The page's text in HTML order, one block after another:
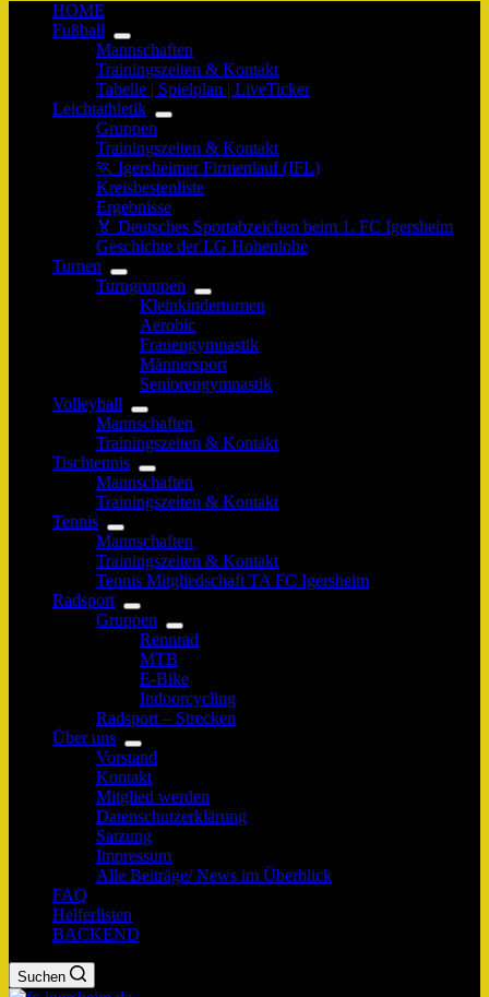
HOME
Fußball
Mannschaften
Trainingszeiten & Kontakt
Tabelle | Spielplan | LiveTicker
Leichtathletik
Gruppen
Trainingszeiten & Kontakt
🏃 Igersheimer Firmenlauf (IFL)
Kreisbestenliste
Ergebnisse
🏅 Deutsches Sportabzeichen beim 1. FC Igersheim
Geschichte der LG Hohenlohe
Turnen
Turngruppen
Kleinkinderturnen
Aerobic
Frauengymnastik
Männersport
Seniorengymnastik
Volleyball
Mannschaften
Trainingszeiten & Kontakt
Tischtennis
Mannschaften
Trainingszeiten & Kontakt
Tennis
Mannschaften
Trainingszeiten & Kontakt
Tennis Mitgliedschaft TA FC Igersheim
Radsport
Gruppen
Rennrad
MTB
E-Bike
Indoorcycling
Radsport – Strecken
Über uns
Vorstand
Kontakt
Mitglied werden
Datenschutzerklärung
Satzung
Impressum
Alle Beiträge/ News im Überblick
FAQ
Helferlisten
BACKEND
Suchen